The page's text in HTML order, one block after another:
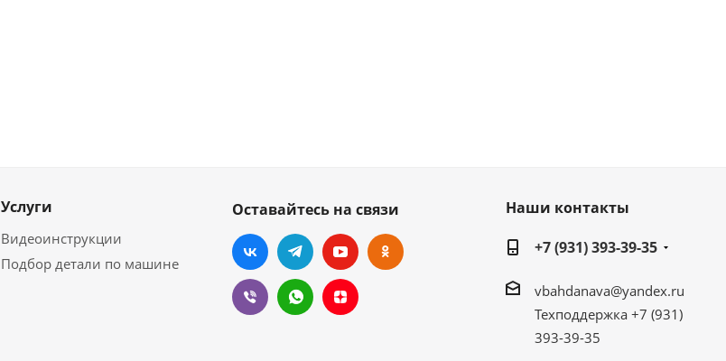
Услуги
Видеоинструкции
Подбор детали по машине
Оставайтесь на связи
Наши контакты
+7 (931) 393-39-35
vbahdanava@yandex.ru
Техподдержка +7 (931)
393-39-35